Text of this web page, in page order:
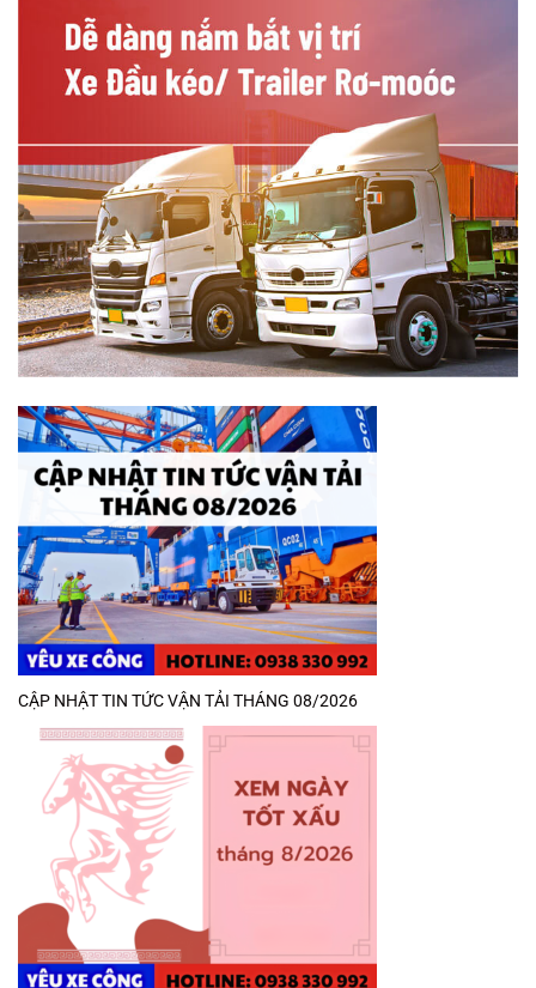
CẬP NHẬT TIN TỨC VẬN TẢI THÁNG 08/2026